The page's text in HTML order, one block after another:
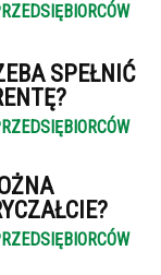
SPEŁNIĆ